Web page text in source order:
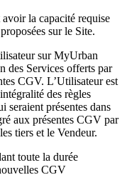
la capacité requise
sur le Site.
sur MyUrban
des Services offerts par
CGV. L’Utilisateur est
des règles
seraient présentes dans
aux présentes CGV par
tiers et le Vendeur.
toute la durée
CGV